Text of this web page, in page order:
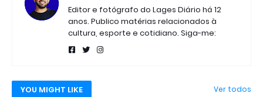
Editor e fotógrafo do Lages Diário há 12
anos. Publico matérias relacionados à
cultura, esporte e cotidiano. Siga-me:
YOU MIGHT LIKE Ver todos